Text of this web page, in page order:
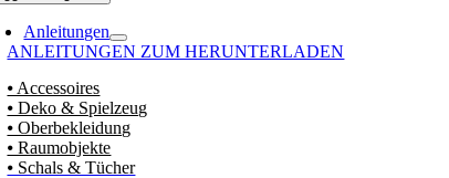
Anleitungen
ANLEITUNGEN ZUM HERUNTERLADEN
⦁ Accessoires
⦁ Deko & Spielzeug
⦁ Oberbekleidung
⦁ Raumobjekte
⦁ Schals & Tücher